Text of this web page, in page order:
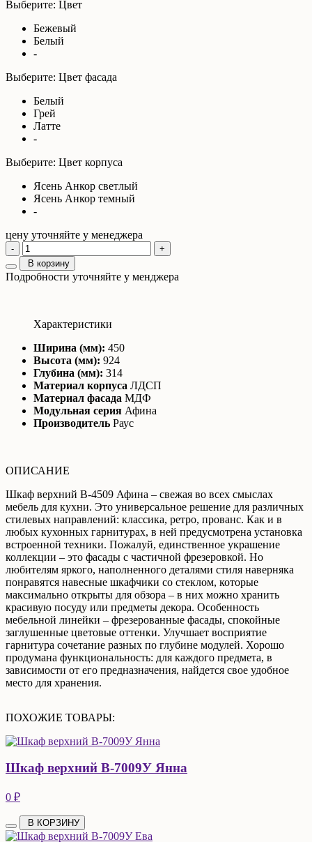
Выберите: Цвет
Бежевый
Белый
-
Выберите: Цвет фасада
Белый
Грей
Латте
-
Выберите: Цвет корпуса
Ясень Анкор светлый
Ясень Анкор темный
-
цену уточняйте у менеджера
-
+
В корзину
Подробности уточняйте у менджера
Характеристики
Ширина (мм): 450
Высота (мм): 924
Глубина (мм): 314
Материал корпуса ЛДСП
Материал фасада МДФ
Модульная серия Афина
Производитель Раус
ОПИСАНИЕ
Шкаф верхний В-4509 Афина – свежая во всех смыслах
мебель для кухни. Это универсальное решение для различных
стилевых направлений: классика, ретро, прованс. Как и в
любых кухонных гарнитурах, в ней предусмотрена установка
встроенной техники. Пожалуй, единственное украшение
коллекции – это фасады с частичной фрезеровкой. Но
любителям яркого, наполненного деталями стиля наверняка
понравятся навесные шкафчики со стеклом, которые
максимально открыты для обзора – в них можно хранить
красивую посуду или предметы декора. Особенность
мебельной линейки – фрезерованные фасады, спокойные
заглушенные цветовые оттенки. Улучшает восприятие
гарнитура сочетание разных по глубине модулей. Хорошо
продумана функциональность: для каждого предмета, в
зависимости от его предназначения, найдется свое удобное
место для хранения.
ПОХОЖИЕ ТОВАРЫ:
Шкаф верхний В-7009У Янна
0 ₽
В КОРЗИНУ